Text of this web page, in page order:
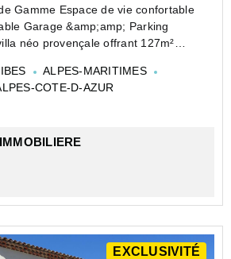
de vie confortable
Jardin XXL piscinable Garage &amp;amp; Parking
néo provençale offrant 127m²
cette villa neuve propose...
ALPES-MARITIMES
COTE-D-AZUR
EXCLUSIVITÉ